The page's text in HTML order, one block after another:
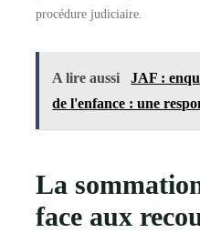
procédure judiciaire.
A lire aussi
JAF :
de l'enfance : une
La
face aux